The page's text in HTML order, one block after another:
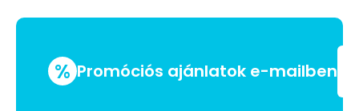
% Promóciós ajánlatok e-mailben